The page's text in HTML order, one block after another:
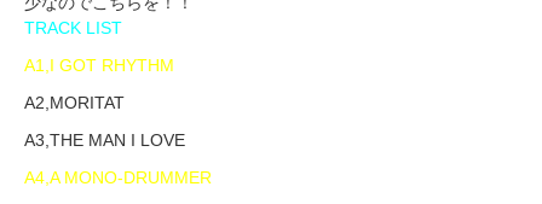
TRACK LIST
A1,I GOT RHYTHM
A2,MORITAT
A3,THE MAN I LOVE
A4,A MONO-DRUMMER